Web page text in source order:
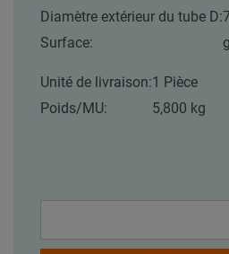
Diamètre extérieur du tube D:
Surface:
Unité de livraison:1 Pièce
Poids/MU:
5,800 kg